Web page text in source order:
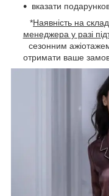
вказати
*Наявність на
менеджера у разі
сезонним
отримати ваше